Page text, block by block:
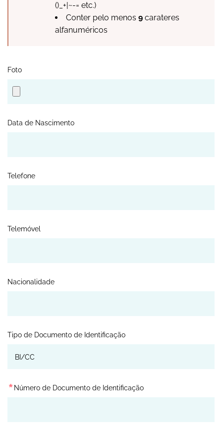
()_+|~-= etc.)
Conter pelo menos 9 carateres
alfanuméricos
Foto
Data de Nascimento
Telefone
Telemóvel
Nacionalidade
Tipo de Documento de Identificação
* Número de Documento de Identificação